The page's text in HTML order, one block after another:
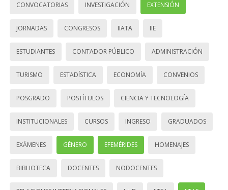
CONVOCATORIAS INVESTIGACIÓN EXTENSIÓN
JORNADAS CONGRESOS IIATA IIE
ESTUDIANTES CONTADOR PÚBLICO ADMINISTRACIÓN
TURISMO ESTADÍSTICA ECONOMÍA CONVENIOS
POSGRADO POSTÍTULOS CIENCIA Y TECNOLOGÍA
INSTITUCIONALES CURSOS INGRESO GRADUADOS
EXÁMENES GÉNERO EFEMÉRIDES HOMENAJES
BIBLIOTECA DOCENTES NODOCENTES